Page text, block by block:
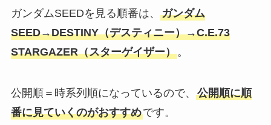
ガンダムSEEDを見る順番は、 ガンダム
SEED→DESTINY（デスティニー）→C.E.73
STARGAZER（スターゲイザー）。
公開順＝時系列順になっているので、 公開順に順
番に見ていくのがおすすめです。